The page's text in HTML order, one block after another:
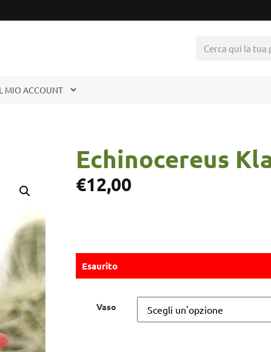
MIO ACCOUNT
Echinocereus
€12,00
Esaurito
Vaso